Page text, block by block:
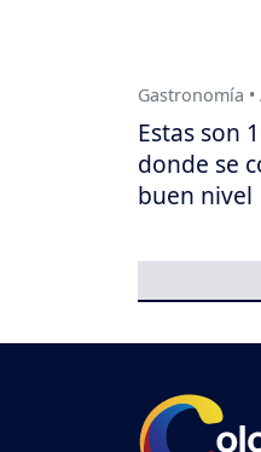
Gastronomía •
Estas son
donde se
buen nivel